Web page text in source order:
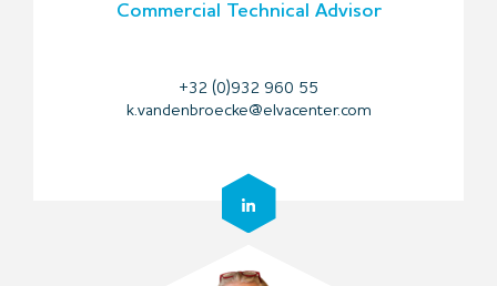
Commercial Technical Advisor
+32 (0)932 960 55
k.vandenbroecke@elvacenter.com